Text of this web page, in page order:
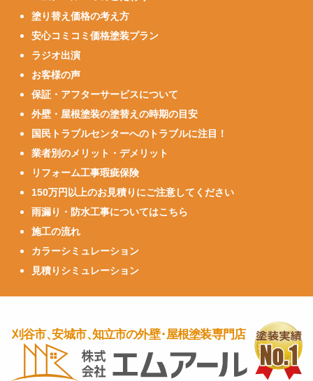
塗り替え価格の考え方
安心コミコミ価格塗装プラン
ラジオ出演
お客様の声
保証・アフターサービスについて
外壁・屋根塗装の塗替えの時期の目安
国民トラブルセンターへのトラブルに注目！
業者別のメリット・デメリット
リフォーム工事瑕疵保険
150万円以上のお見積りにご注意してください
雨漏り・防水工事についてはこちら
施工の流れ
カラーシミュレーション
見積りシミュレーション